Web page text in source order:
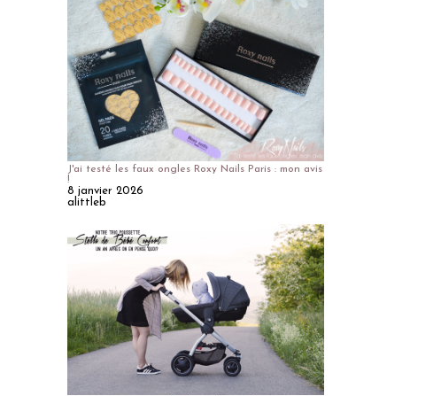
J'ai testé les faux ongles Roxy Nails Paris : mon avis
!
8 janvier 2026
alittleb